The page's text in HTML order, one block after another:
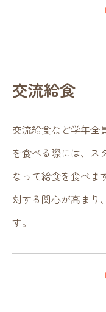
交流給食
交流給食など学年全
を食べる際には、ス
なって給食を食べま
対する関心が高まり
す。